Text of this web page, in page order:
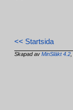
<< Startsida
Skapad avMinSläkt 4.2